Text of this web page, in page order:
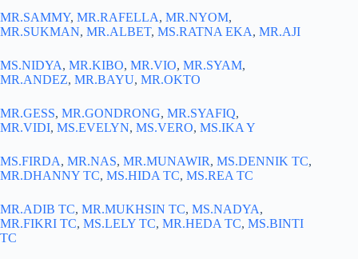
MR.SAMMY, MR.RAFELLA, MR.NYOM,
MR.SUKMAN, MR.ALBET, MS.RATNA EKA, MR.AJI
MS.NIDYA, MR.KIBO, MR.VIO, MR.SYAM,
MR.ANDEZ, MR.BAYU, MR.OKTO
MR.GESS, MR.GONDRONG, MR.SYAFIQ,
MR.VIDI, MS.EVELYN, MS.VERO, MS.IKA Y
MS.FIRDA, MR.NAS, MR.MUNAWIR, MS.DENNIK TC,
MR.DHANNY TC, MS.HIDA TC, MS.REA TC
MR.ADIB TC, MR.MUKHSIN TC, MS.NADYA,
MR.FIKRI TC, MS.LELY TC, MR.HEDA TC, MS.BINTI
TC